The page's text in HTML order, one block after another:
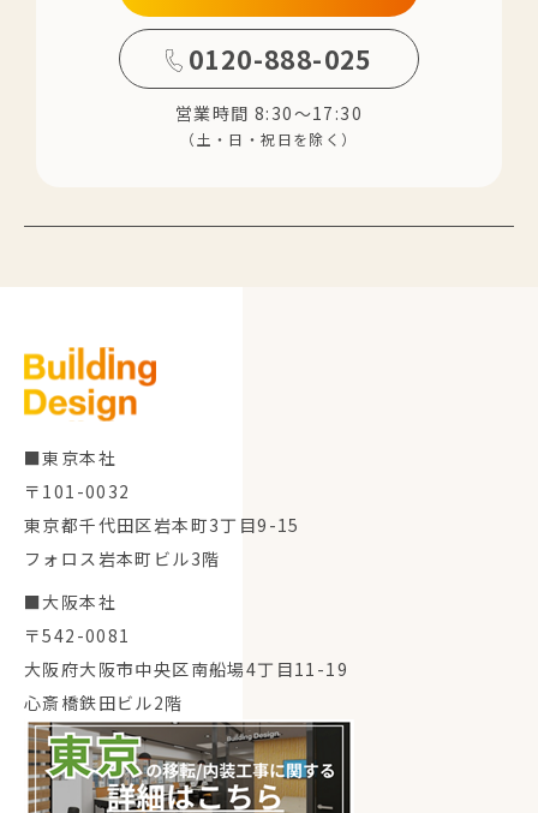
0120-888-025
営業時間 8:30～17:30
（土・日・祝日を除く）
■東京本社
〒101-0032
東京都千代田区岩本町3丁目9-15
フォロス岩本町ビル3階
■大阪本社
〒542-0081
大阪府大阪市中央区南船場4丁目11-19
心斎橋鉄田ビル2階